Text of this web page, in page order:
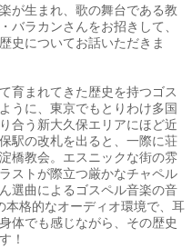
が生まれ、歌の舞台である教
バラカンさんをお招きして、
史についてお話いただきま
育まれてきた歴史を持つゴス
うに、東京でもとりわけ多国
合う新大久保エリアにほど近
駅の改札を出ると、一際に荘
橋教会。エスニックな街の雰
ストが際立つ厳かなチャペル
選曲によるゴスペル音楽の音
本格的なオーディオ環境で、耳
体でも感じながら、その歴史
！